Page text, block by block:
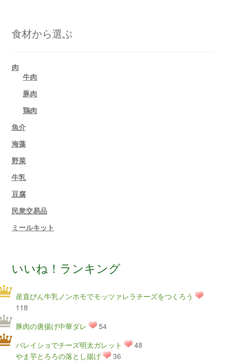
食材から選ぶ
肉
牛肉
豚肉
鶏肉
魚介
海藻
野菜
牛乳
豆腐
民衆交易品
ミールキット
いいね！ランキング
産直びん牛乳ノンホモでモッツァレラチーズをつくろう
118
豚肉の唐揚げ中華ダレ
54
バレイショでチーズ明太ガレット
48
やま芋とろろの落とし揚げ
36